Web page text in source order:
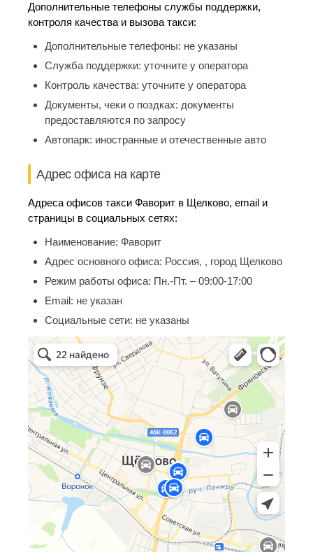
Дополнительные телефоны службы поддержки,
контроля качества и вызова такси:
Дополнительные телефоны: не указаны
Служба поддержки: уточните у оператора
Контроль качества: уточните у оператора
Документы, чеки о поздках: документы
предоставляются по запросу
Автопарк: иностранные и отечественные авто
Адрес офиса на карте
Адреса офисов такси Фаворит в Щелково, email и
страницы в социальных сетях:
Наименование: Фаворит
Адрес основного офиса: Россия, , город Щелково
Режим работы офиса: Пн.-Пт. – 09:00-17:00
Email: не указан
Социальные сети: не указаны